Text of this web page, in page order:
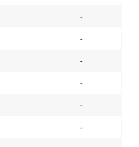
-
-
-
-
-
-